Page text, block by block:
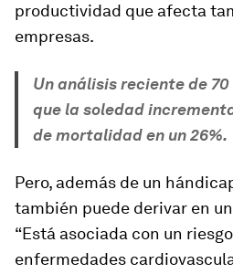
productividad que afecta
empresas.
Un análisis reciente de
que la soledad
de mortalidad en un 26%.
Pero, además de un
también puede derivar en
“Está asociada con un
enfermedades